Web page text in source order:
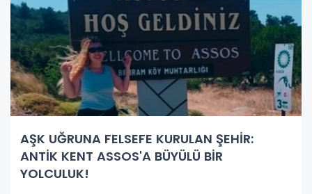
AŞK UĞRUNA FELSEFE KURULAN ŞEHİR:
ANTİK KENT ASSOS'A BÜYÜLÜ BİR
YOLCULUK!